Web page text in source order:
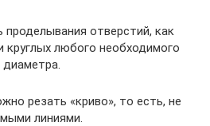
проделывания отверстий, как
круглых любого необходимого
диаметра.
резать «криво», то есть, не
линиями.